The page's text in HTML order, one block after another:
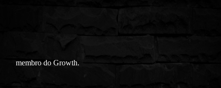
membro do Growth.